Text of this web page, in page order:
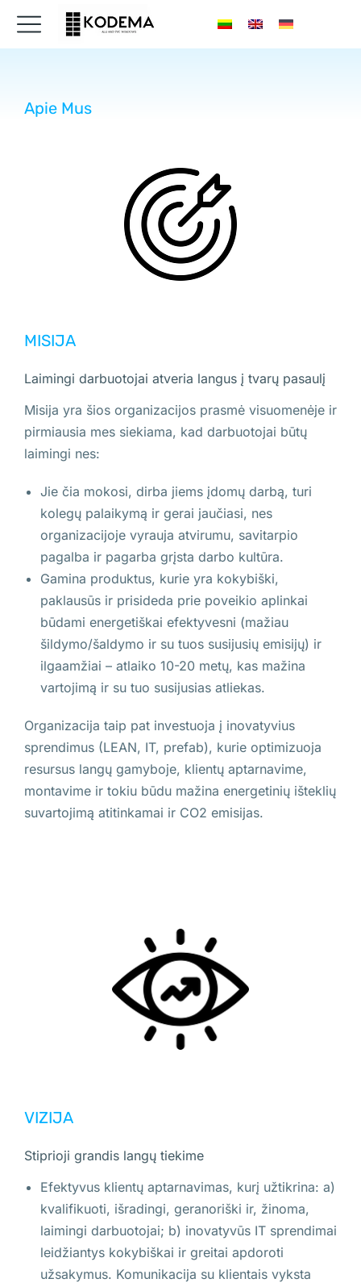
Apie Mus
MISIJA
Laimingi darbuotojai atveria langus į tvarų pasaulį
Misija yra šios organizacijos prasmė visuomenėje ir
pirmiausia mes siekiama, kad darbuotojai būtų
laimingi nes:
Jie čia mokosi, dirba jiems įdomų darbą, turi
kolegų palaikymą ir gerai jaučiasi, nes
organizacijoje vyrauja atvirumu, savitarpio
pagalba ir pagarba grįsta darbo kultūra.
Gamina produktus, kurie yra kokybiški,
paklausūs ir prisideda prie poveikio aplinkai
būdami energetiškai efektyvesni (mažiau
šildymo/šaldymo ir su tuos susijusių emisijų) ir
ilgaamžiai – atlaiko 10-20 metų, kas mažina
vartojimą ir su tuo susijusias atliekas.
Organizacija taip pat investuoja į inovatyvius
sprendimus (LEAN, IT, prefab), kurie optimizuoja
resursus langų gamyboje, klientų aptarnavime,
montavime ir tokiu būdu mažina energetinių išteklių
suvartojimą atitinkamai ir CO2 emisijas.
VIZIJA
Stiprioji grandis langų tiekime
Efektyvus klientų aptarnavimas, kurį užtikrina: a)
kvalifikuoti, išradingi, geranoriški ir, žinoma,
laimingi darbuotojai; b) inovatyvūs IT sprendimai
leidžiantys kokybiškai ir greitai apdoroti
užsakymus. Komunikacija su klientais vyksta